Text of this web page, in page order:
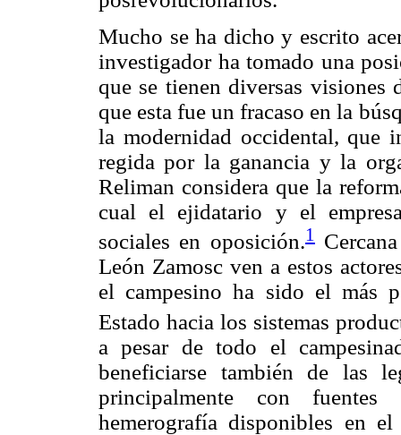
Mucho se ha dicho y escrito
investigador ha tomado una
que se tienen diversas visiones
que esta fue un fracaso en la
la modernidad occidental, que
regida por la ganancia y la
Reliman considera que la
cual el ejidatario y el
sociales en oposición.1
León Zamosc ven a estos
el campesino ha sido el más
Estado hacia los sistemas
a pesar de todo el
beneficiarse también de las
principalmente con
hemerografía disponibles en